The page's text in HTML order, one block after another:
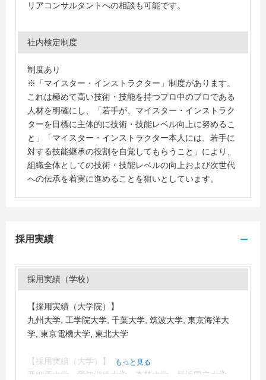
リアコンサルタントへの相談も可能です。
社内検定制度
制度あり
※「マイスター・インストラクター」制度があります。
これは極めて高い技術・技能を持つプロ中のプロである
人材を明確にし、「若手が、マイスター・インストラク
ターを目標に主体的に技術・技能レベル向上に努めるこ
と」「マイスター・インストラクター本人には、若手に
対する技能継承の役割を自覚してもらうこと」により、
組織全体としての技術・技能レベルの向上および次世代
への伝承を着実に進めることを狙いとしています。
採用実績
採用実績（学校）
【採用実績（大学院）】
九州大学, 工学院大学, 千葉大学, 筑波大学, 東京海洋大
学, 東京電機大学, 東北大学
【採用実績（大学）】
亜細亜大学、愛知淑徳大学、杏林大学、横浜国立大学、
もっと見る